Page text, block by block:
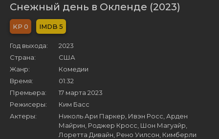
Снежный день в Окленде (2023)
0 5
Год выхода:
2023
Страна:
США
Жанр:
Комедии
Время:
01:32
Премьера:
17 марта 2023
Режисеры:
Ким Басс
Актеры:
Николь Ари Паркер, Ивэн Росс, Арден
Майрин, Роджер Кросс, Шон Магуайр,
Лоретта Дивайн, Рено Уилсон, Кимберли